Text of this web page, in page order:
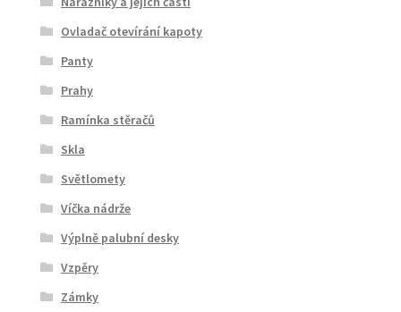
Ovladač otevírání kapoty
Panty
Prahy
Ramínka stěračů
Skla
Světlomety
Víčka nádrže
Výplně palubní desky
Vzpěry
Zámky